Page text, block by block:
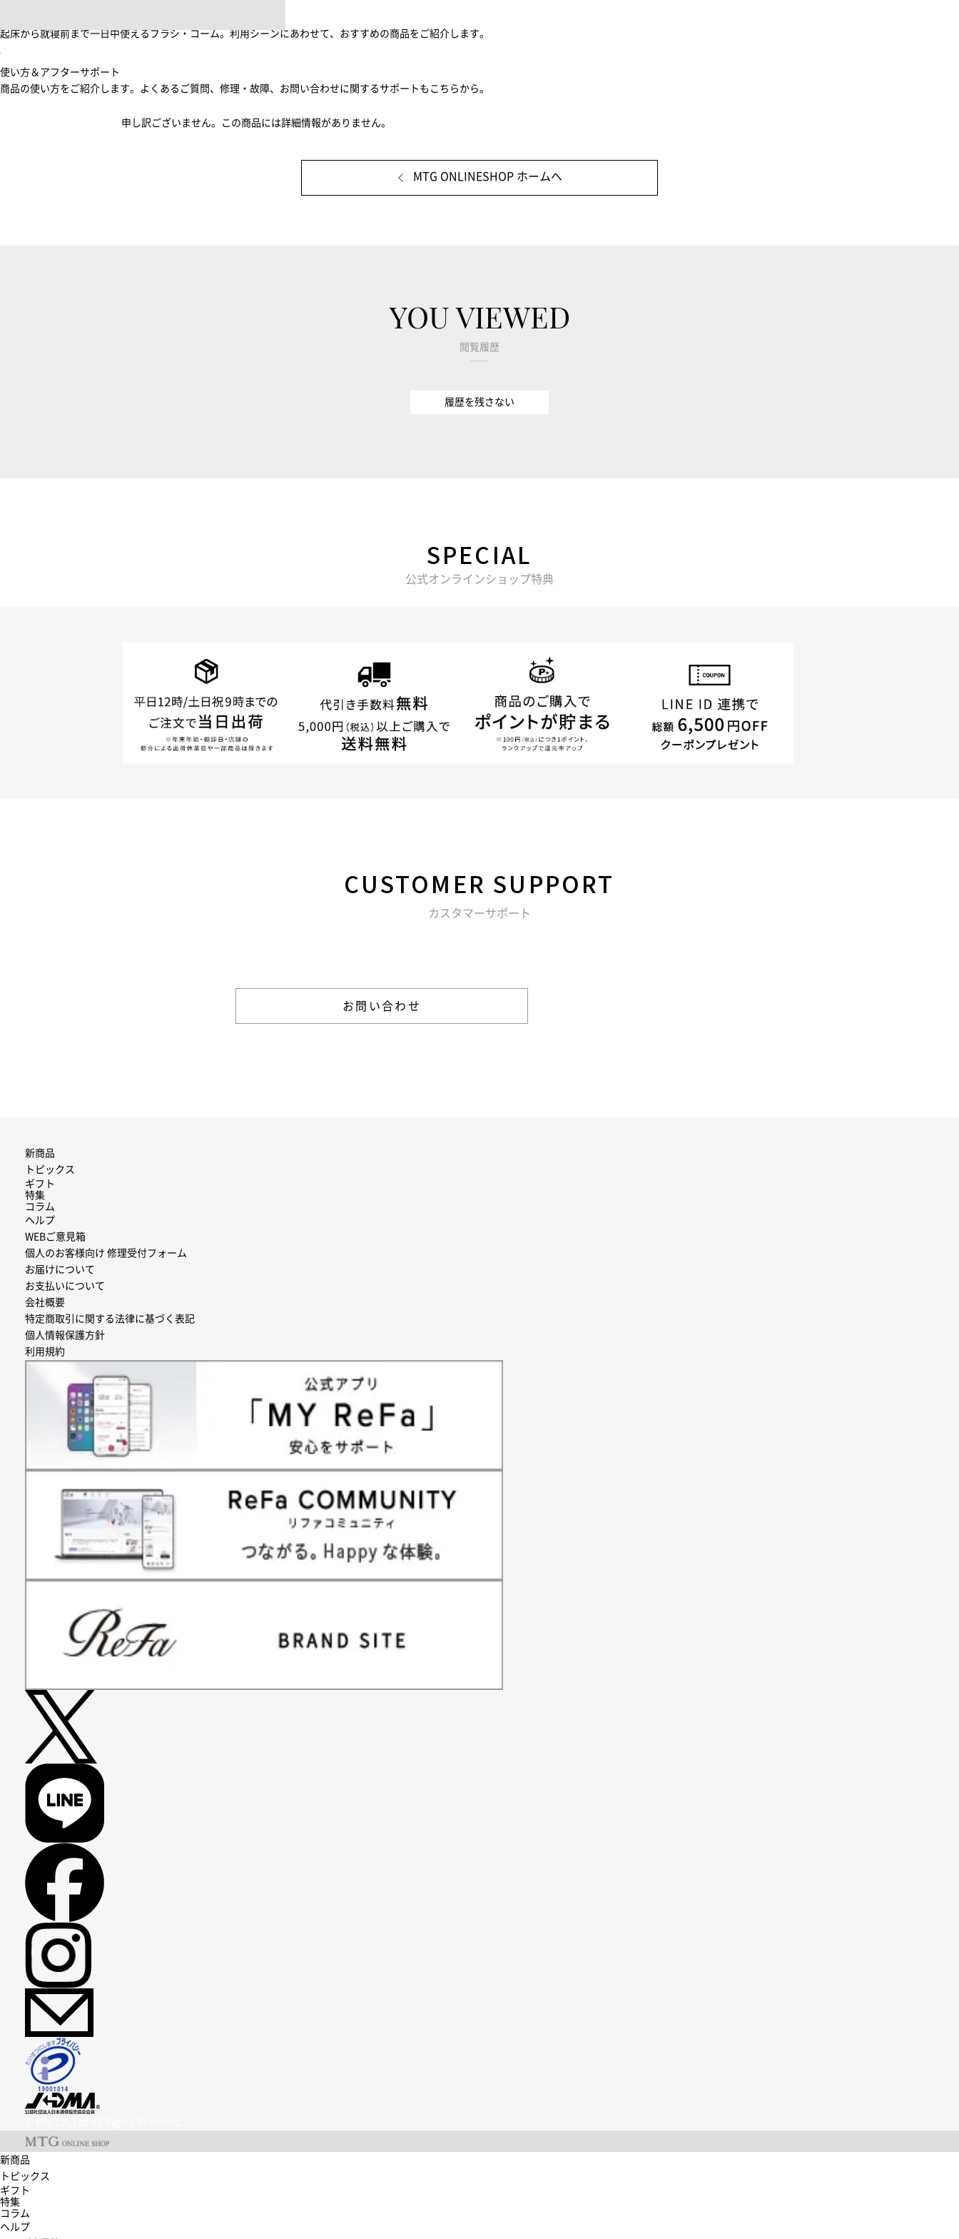
起床から就寝前まで一日中使えるブラシ・コーム。利用シーンにあわせて、おすすめの商品をご紹介します。
使い方＆アフターサポート
商品の使い方をご紹介します。よくあるご質問、修理・故障、お問い合わせに関するサポートもこちらから。
申し訳ございません。この商品には詳細情報がありません。
MTG ONLINESHOP ホームへ
YOU VIEWED
閲覧履歴
履歴を残さない
SPECIAL
公式オンラインショップ特典
CUSTOMER SUPPORT
カスタマーサポート
お問い合わせ
新商品
トピックス
ギフト
特集
コラム
ヘルプ
WEBご意見箱
個人のお客様向け 修理受付フォーム
お届けについて
お支払いについて
会社概要
特定商取引に関する法律に基づく表記
個人情報保護方針
利用規約
新商品
トピックス
ギフト
特集
コラム
ヘルプ